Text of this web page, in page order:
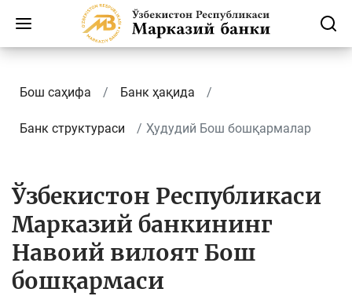
Бош саҳифа Банк ҳақида
Банк структураси Ҳудудий Бош бошқармалар
Ўзбекистон Республикаси
Марказий банкининг
Навоий вилоят Бош
бошқармаси